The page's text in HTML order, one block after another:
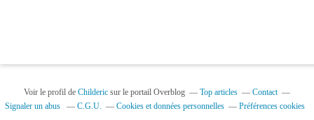
Voir le profil de Childeric sur le portail Overblog Top articles
Contact
Signaler un abus
C.G.U. Cookies et données personnelles Préférences cookies